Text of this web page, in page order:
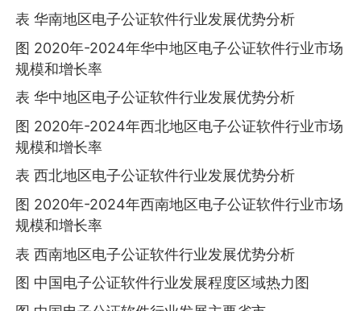
表 华南地区电子公证软件行业发展优势分析
图 2020年-2024年华中地区电子公证软件行业市场
规模和增长率
表 华中地区电子公证软件行业发展优势分析
图 2020年-2024年西北地区电子公证软件行业市场
规模和增长率
表 西北地区电子公证软件行业发展优势分析
图 2020年-2024年西南地区电子公证软件行业市场
规模和增长率
表 西南地区电子公证软件行业发展优势分析
图 中国电子公证软件行业发展程度区域热力图